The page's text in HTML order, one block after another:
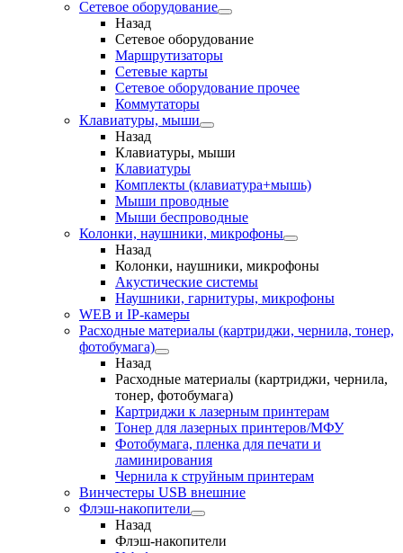
Сетевое оборудование
Назад
Сетевое оборудование
Маршрутизаторы
Сетевые карты
Сетевое оборудование прочее
Коммутаторы
Клавиатуры, мыши
Назад
Клавиатуры, мыши
Клавиатуры
Комплекты (клавиатура+мышь)
Мыши проводные
Мыши беспроводные
Колонки, наушники, микрофоны
Назад
Колонки, наушники, микрофоны
Акустические системы
Наушники, гарнитуры, микрофоны
WEB и IP-камеры
Расходные материалы (картриджи, чернила, тонер,
фотобумага)
Назад
Расходные материалы (картриджи, чернила,
тонер, фотобумага)
Картриджи к лазерным принтерам
Тонер для лазерных принтеров/МФУ
Фотобумага, пленка для печати и
ламинирования
Чернила к струйным принтерам
Винчестеры USB внешние
Флэш-накопители
Назад
Флэш-накопители